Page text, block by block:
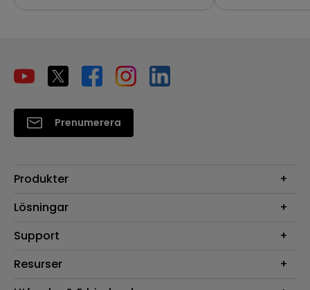
Prenumerera
Produkter
Projektorer
Belysning
Högtalare
Lösningar
Digital Display
Support
Support
Resurser